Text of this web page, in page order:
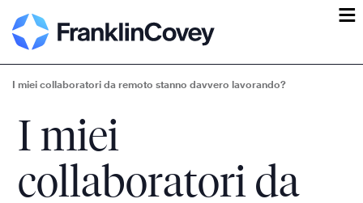
ĕ
I miei collaboratori da remoto stanno davvero lavorando?
I miei
collaboratori da